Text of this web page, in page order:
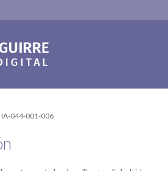
IA-044-001-006